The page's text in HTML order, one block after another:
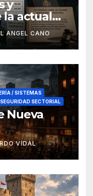
y
la actual
ANGEL CANO
/ SISTEMAS
SEGURIDAD SECTORIAL
Nueva
VIDAL